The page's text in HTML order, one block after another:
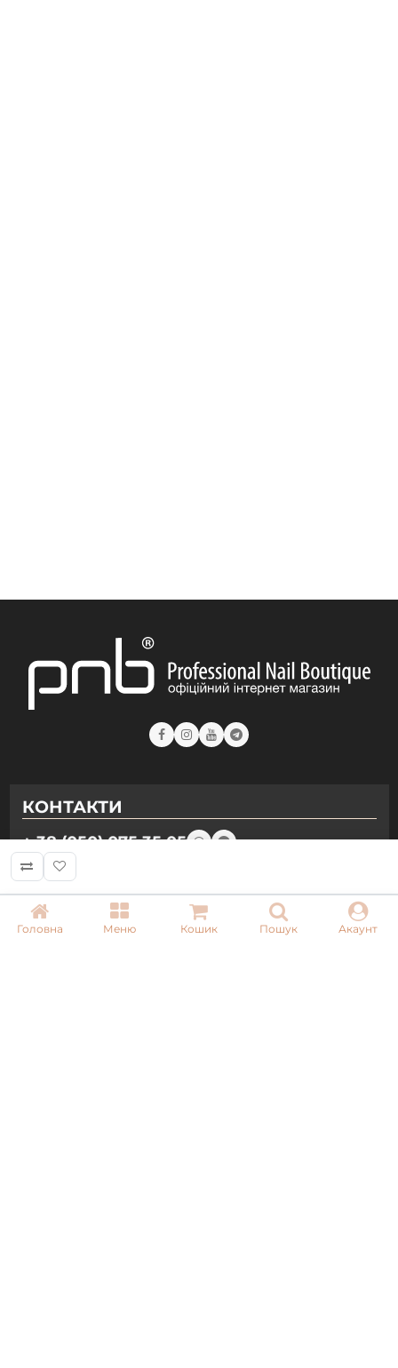
Головна Меню Кошик Пошук Акаунт
КОНТАКТИ
+ 38 (050) 075 35 05
+ 38 (097) 075 35 05
+ 38 (093) 075 35 05